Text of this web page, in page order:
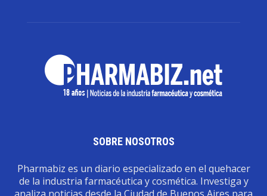
SOBRE NOSOTROS
Pharmabiz es un diario especializado en el quehacer
de la industria farmacéutica y cosmética. Investiga y